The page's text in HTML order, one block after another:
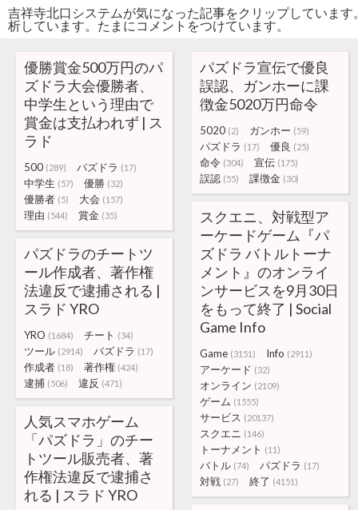
吉祥寺北口システムが気になった記事をクリップしていま
析しています。たまにコメントをつけています。
優勝賞金500万円のパ
ズドラ大会優勝者、
中学生という理由で
賞金は支払われず | ス
ラド
500 (289) パズドラ (17)
中学生 (57) 優勝 (32)
優勝者 (5) 大会 (157)
理由 (544) 賞金 (35)
パズドラ宣伝で優良
誤認、ガンホーに課
徴金5020万円命令
5020 (2) ガンホー (59)
パズドラ (17) 優良 (25)
命令 (304) 宣伝 (175)
誤認 (55) 課徴金 (30)
スクエニ、対戦型ア
ーケードゲーム『パ
ズドラ バトルトーナ
メント』のオンライ
ンサービスを9月30日
をもって終了 | Social
Game Info
Game (3151) Info (2911)
アーケード (32)
オンライン (2109)
ゲーム (1555)
サービス (20137)
スクエニ (146)
トーナメント (11)
バトル (74) パズドラ (17)
対戦 (27) 終了 (4151)
パズドラのチートツ
ール作成者、著作権
法違反で逮捕される |
スラド YRO
YRO (1684) チート (34)
ツール (2914) パズドラ (17)
作成者 (18) 著作権 (424)
逮捕 (506) 違反 (471)
人気スマホゲーム
「パズドラ」のチー
トツール販売者、著
作権法違反で逮捕さ
れる | スラド YRO